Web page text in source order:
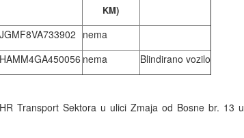
KM)
nema
nema
Blindirano vozilo
Transport Sektora u ulici Zmaja od Bosne br. 13 u